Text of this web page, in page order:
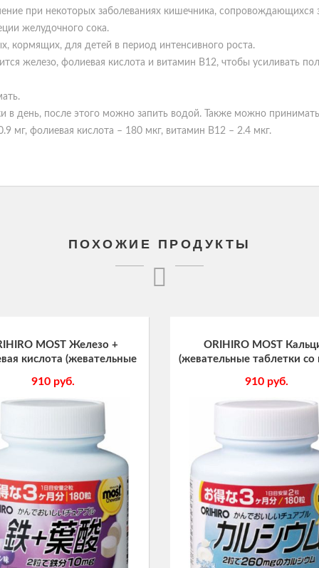
при некоторых заболеваниях кишечника, сопровождающихся
желудочного сока.
кормящих, для детей в период интенсивного роста.
железо, фолиевая кислота и витамин В12, чтобы усиливать
в день, после этого можно запить водой. Также можно
мг, фолиевая кислота – 180 мкг, витамин В12 – 2.4 мкг.
ПОХОЖИЕ ПРОДУКТЫ
MOST Железо +
кислота (жевательные
табл., курс 90 дней
910 руб.
ORIHIRO MOST
(жевательные таблетки со
910 руб.